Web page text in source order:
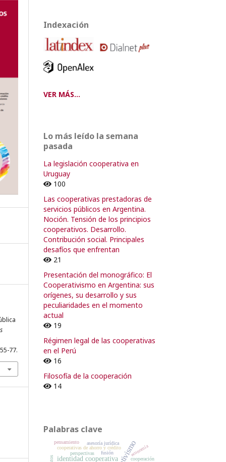
77.
Indexación
VER MÁS...
Lo más leído la semana
pasada
La legislación cooperativa en
Uruguay
100
Las cooperativas prestadoras de
servicios públicos en Argentina.
Noción. Tensión de los principios
cooperativos. Desarrollo.
Contribución social. Principales
desafíos que enfrentan
21
Presentación del monográfico: El
Cooperativismo en Argentina: sus
orígenes, su desarrollo y sus
peculiaridades en el momento
actual
19
Régimen legal de las cooperativas
en el Perú
16
Filosofía de la cooperación
14
Palabras clave
identidad cooperativa cooperación
perspectivas
cooperativas de ahorro y crédito
asesoría jurídica economía
pensamiento
fusión